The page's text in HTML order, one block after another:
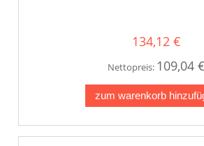
134,12 €
Nettopreis: 109,04 €
zum warenkorb